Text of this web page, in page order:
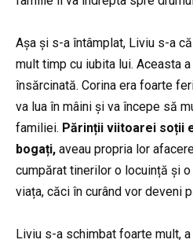
Așa și s-a întâmplat, Liviu s-a
mult timp cu iubita lui. Aceasta
însărcinată. Corina era foarte
va lua în mâini și va începe să
familiei. Părinții viitoarei soții
bogați, aveau propria lor
cumpărat tinerilor o locuință și
viața, căci în curând vor deveni
Liviu s-a schimbat foarte mult,